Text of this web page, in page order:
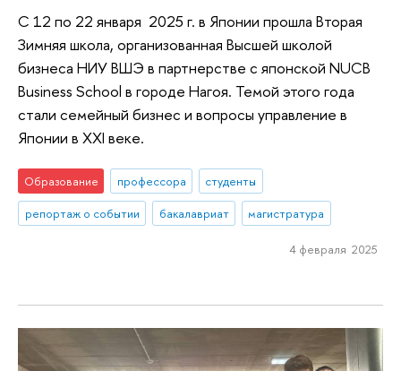
С 12 по 22 января 2025 г. в Японии прошла Вторая
Зимняя школа, организованная Высшей школой
бизнеса НИУ ВШЭ в партнерстве с японской NUCB
Business School в городе Нагоя. Темой этого года
стали семейный бизнес и вопросы управление в
Японии в XXI веке.
Образование профессора
студенты
репортаж о событии
бакалавриат магистратура
4 февраля 2025